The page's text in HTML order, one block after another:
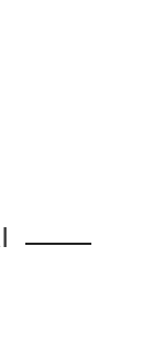
to integrate key
areas.